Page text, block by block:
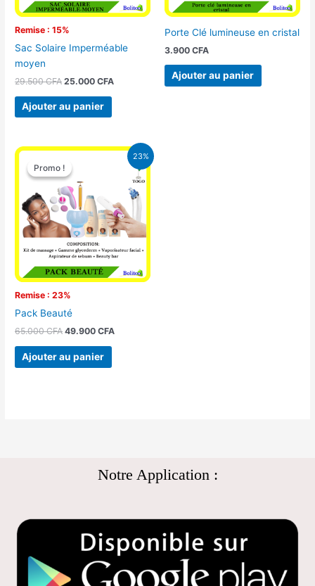
Remise : 15%
Sac Solaire Imperméable
moyen
29.500CFA 25.000CFA
Ajouter au panier
Porte Clé lumineuse en cristal
3.900 CFA
Ajouter au panier
23%
Promo !
Remise : 23%
Promo !
Pack Beauté
65.000CFA
Le
prix
initial
était :
65.000 CFA.
49.900CFA
Le
prix
actuel
est :
49.900 CFA.
Ajouter au panier
Notre Application :